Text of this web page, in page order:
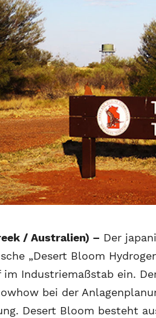
/ Australien) – Der
„Desert Bloom
im Industriemaßstab ein.
bei der
Desert Bloom besteht